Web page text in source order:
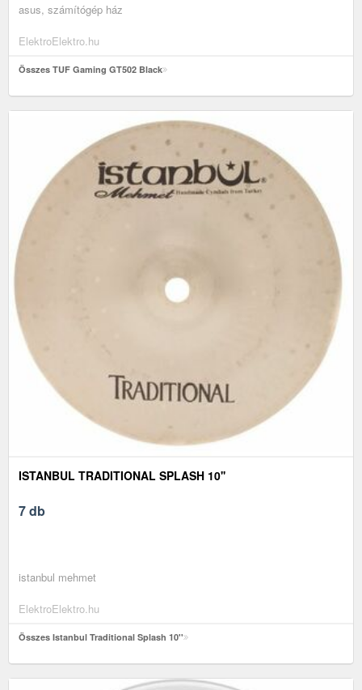
asus, számítógép ház
ElektroElektro.hu
Összes TUF Gaming GT502 Black
ISTANBUL TRADITIONAL SPLASH 10''
7 db
istanbul mehmet
ElektroElektro.hu
Összes Istanbul Traditional Splash 10''